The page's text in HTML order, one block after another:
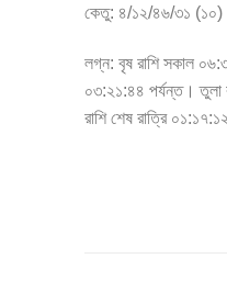
কেতু: ৪/১২/৪৬/৩১ (১০)
লগ্ন: বৃষ রাশি সকাল
০৩:২১:৪৪ পর্যন্ত। তুলা
রাশি শেষ রাত্রি